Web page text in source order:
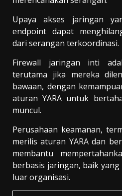
Upaya akses jaringan
endpoint dapat
dari serangan terkoordinasi.
Firewall jaringan inti
terutama jika mereka
bawaan, dengan
aturan YARA untuk
muncul.
Perusahaan keamanan,
merilis aturan YARA dan
membantu
berbasis jaringan, baik
luar organisasi.